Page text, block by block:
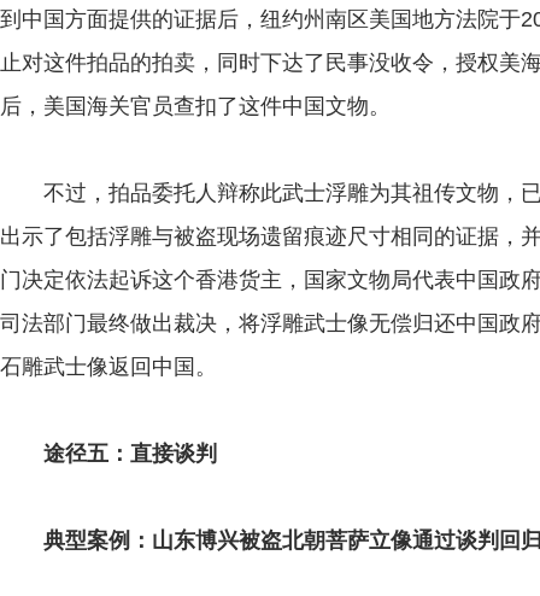
到中国方面提供的证据后，纽约州南区美国地方法院于
止对这件拍品的拍卖，同时下达了民事没收令，授权美
后，美国海关官员查扣了这件中国文物。
不过，拍品委托人辩称此武士浮雕为其祖传文物，
出示了包括浮雕与被盗现场遗留痕迹尺寸相同的证据，
门决定依法起诉这个香港货主，国家文物局代表中国政
司法部门最终做出裁决，将浮雕武士像无偿归还中国政
石雕武士像返回中国。
途径五：直接谈判
典型案例：山东博兴被盗北朝菩萨立像通过谈判回